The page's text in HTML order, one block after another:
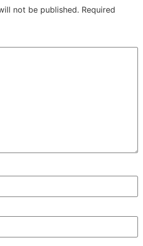
not be published. Required